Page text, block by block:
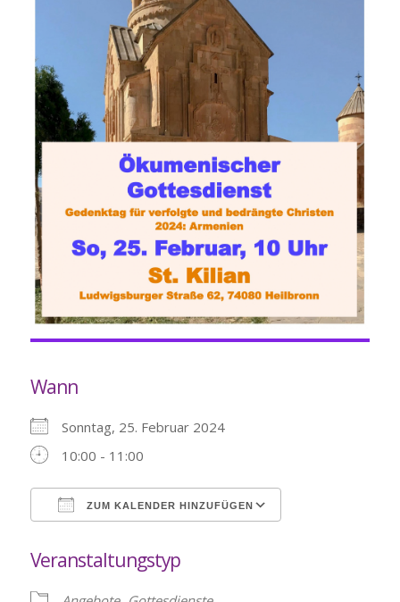
Wann
Sonntag, 25. Februar 2024
10:00 - 11:00
ZUM KALENDER HINZUFÜGEN
Veranstaltungstyp